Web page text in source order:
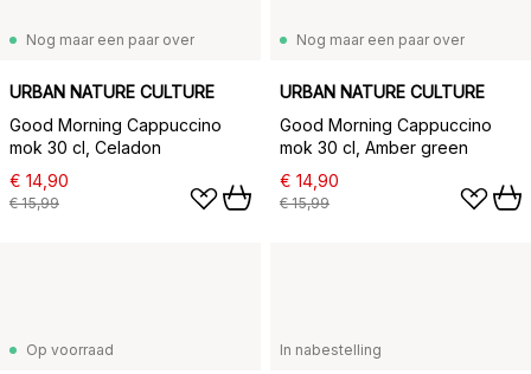
Nog maar een paar over
URBAN NATURE CULTURE
Good Morning Cappuccino
mok 30 cl, Celadon
€ 14,90
€ 15,99
Nog maar een paar over
URBAN NATURE CULTURE
Good Morning Cappuccino
mok 30 cl, Amber green
€ 14,90
€ 15,99
Op voorraad In nabestelling